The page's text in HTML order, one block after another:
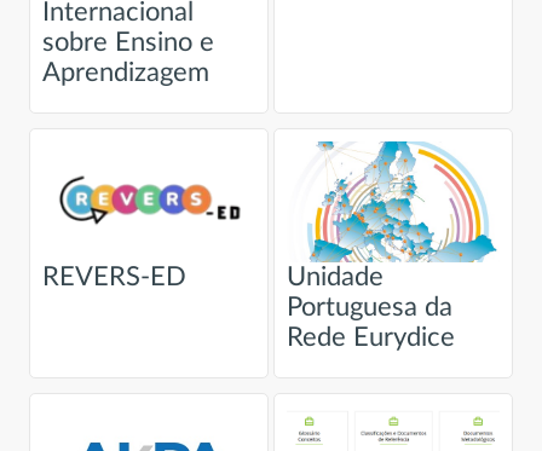
Internacional
sobre Ensino e
Aprendizagem
REVERS-ED
Unidade
Portuguesa da
Rede Eurydice